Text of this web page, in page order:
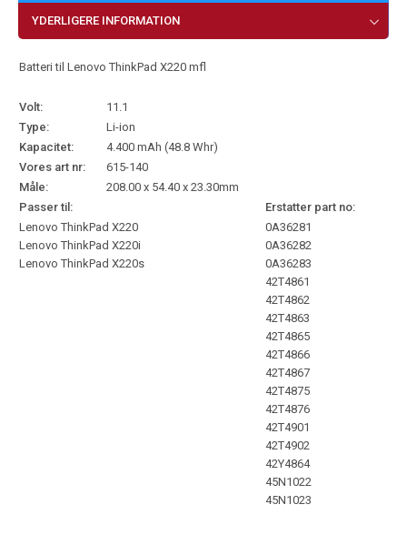
YDERLIGERE INFORMATION
Batteri til Lenovo ThinkPad X220 mfl
Volt:
11.1
Type:
Li-ion
Kapacitet:
4.400 mAh (48.8 Whr)
Vores art nr:
615-140
Måle:
208.00 x 54.40 x 23.30mm
Passer til:
Erstatter part no:
Lenovo ThinkPad X220
Lenovo ThinkPad X220i
Lenovo ThinkPad X220s
0A36281
0A36282
0A36283
42T4861
42T4862
42T4863
42T4865
42T4866
42T4867
42T4875
42T4876
42T4901
42T4902
42Y4864
45N1022
45N1023